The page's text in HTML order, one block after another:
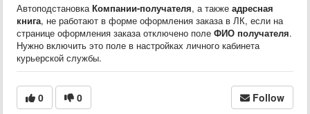
Автоподстановка Компании-получателя, а также адресная
книга, не работают в форме оформления заказа в ЛК, если на
странице оформления заказа отключено поле ФИО получателя.
Нужно включить это поле в настройках личного кабинета
курьерской службы.
0 0 Follow